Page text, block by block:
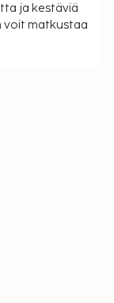
ja kestäviä
matkustaa